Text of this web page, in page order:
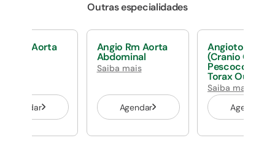
Outras especialidades
Angio Aorta
Agendar
Angio Rm Aorta
Abdominal
Saiba mais
Agendar
(Cranio Ou
Pescoco Ou
Torax Ou Abd)
Saiba mais
Agendar